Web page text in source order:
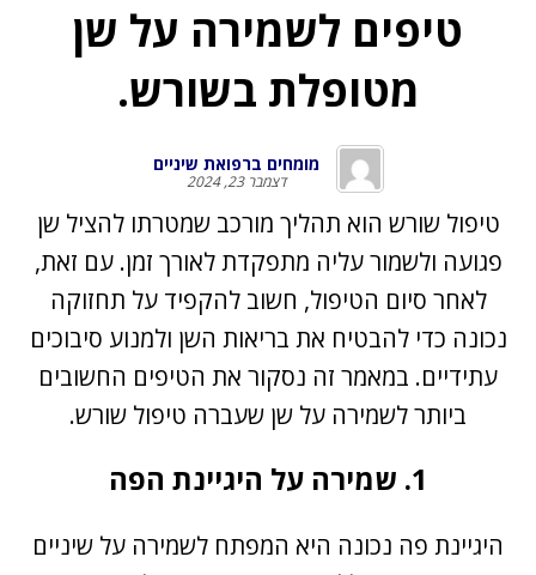
טיפים לשמירה על שן
מטופלת בשורש.
מומחים ברפואת שיניים
דצמבר 23, 2024
טיפול שורש הוא תהליך מורכב שמטרתו להציל שן
פגועה ולשמור עליה מתפקדת לאורך זמן. עם זאת,
לאחר סיום הטיפול, חשוב להקפיד על תחזוקה
נכונה כדי להבטיח את בריאות השן ולמנוע סיבוכים
עתידיים. במאמר זה נסקור את הטיפים החשובים
ביותר לשמירה על שן שעברה טיפול שורש.
1. שמירה על היגיינת הפה
היגיינת פה נכונה היא המפתח לשמירה על שיניים